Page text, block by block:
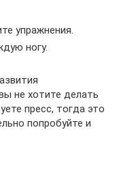
упражнения.
ногу.
не хотите делать
пресс, тогда это
попробуйте и